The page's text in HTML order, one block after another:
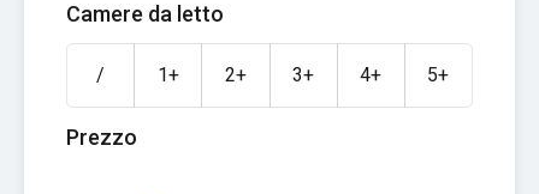
Camere da letto
/ 1+ 2+ 3+ 4+ 5+
Prezzo